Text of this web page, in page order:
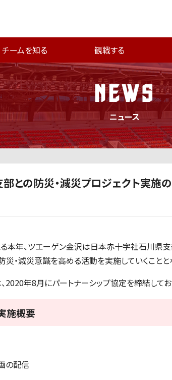
チームを知る 観戦する
NEWS
ニュース
との防災・減災プロジェクト実施
年、ツエーゲン金沢は日本赤十字社石川県支
災・減災意識を高める活動を実施していくことと
年8月にパートナーシップ協定を締結してお
施概要
の配信